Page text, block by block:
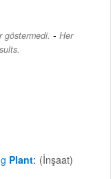
göstermedi. - Her
Plant (İnşaat)